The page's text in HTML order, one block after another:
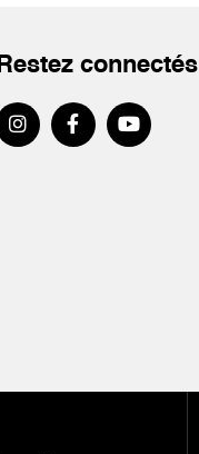
Restez connectés